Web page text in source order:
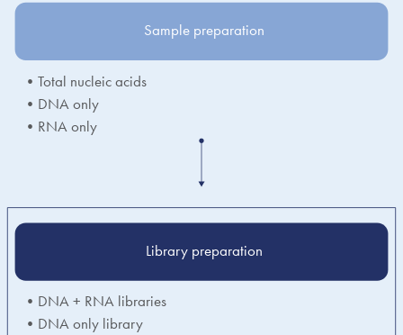
•DNA + RNA libraries
•DNA only library
Library preparation
•Total nucleic acids
•DNA only
•RNA only
Sample preparation